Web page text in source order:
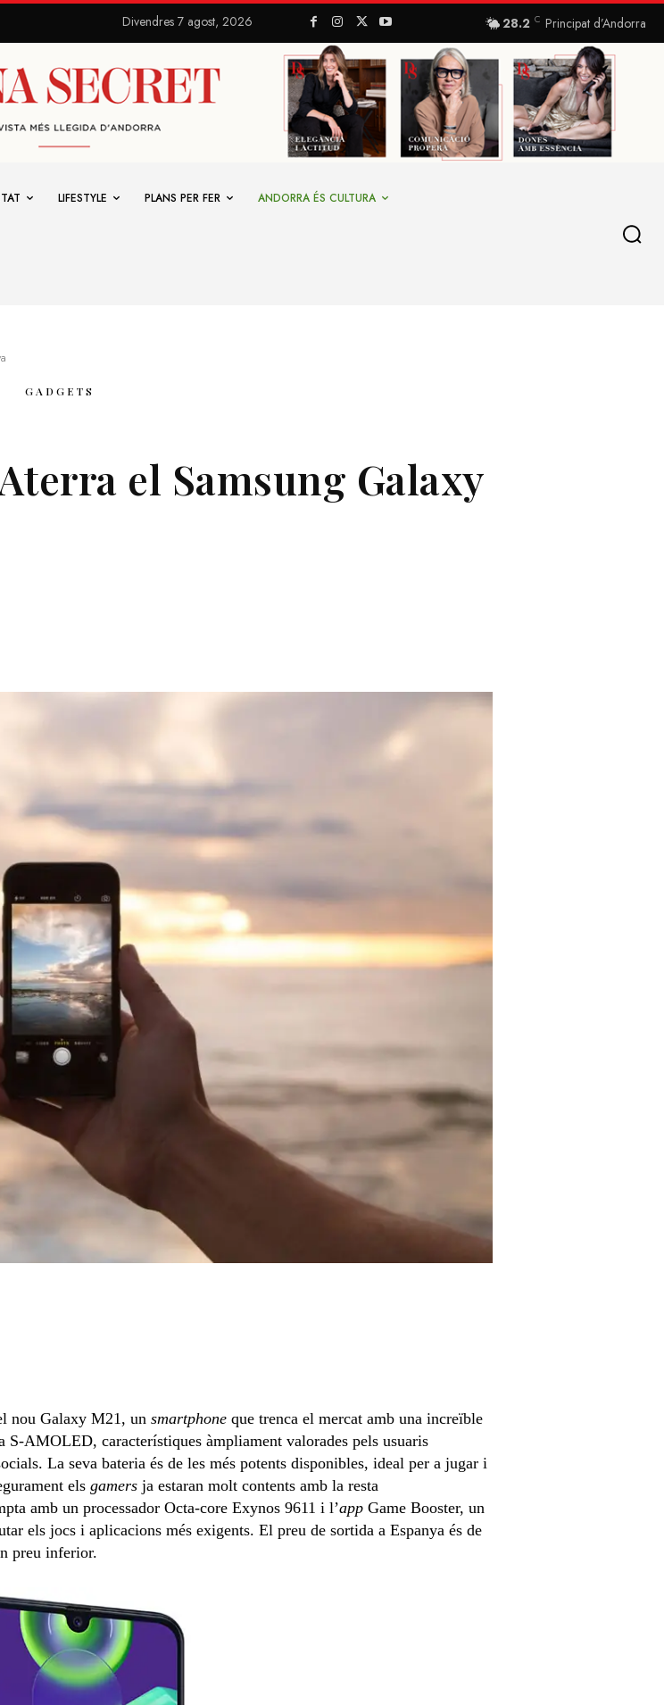
Divendres 7 agost, 2026 28.2 C Principat d’Andorra
LIFESTYLE PLANS PER FER ANDORRA ÉS CULTURA
GADGETS
el Samsung Galaxy
nou Galaxy M21, un smartphone que trenca el mercat amb una increïble
AMOLED, característiques àmpliament valorades pels usuaris
La seva bateria és de les més potents disponibles, ideal per a jugar i
els gamers ja estaran molt contents amb la resta
amb un processador Octa-core Exynos 9611 i l’app Game Booster, un
els jocs i aplicacions més exigents. El preu de sortida a Espanya és de
preu inferior.